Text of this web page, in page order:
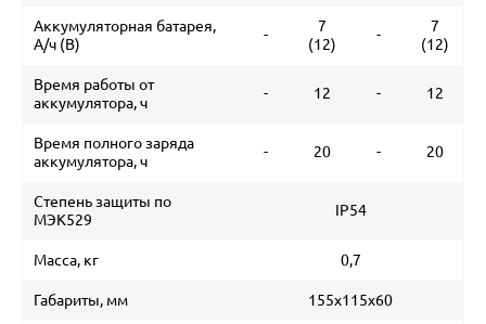
Аккумуляторная батарея,
А/ч (В)
-
7
(12)
-
7
(12)
Время работы от
аккумулятора, ч
- 12 - 12
Время полного заряда
аккумулятора, ч
- 20 - 20
Степень защиты по
МЭК529
IP54
Масса, кг 0,7
Габариты, мм 155х115х60